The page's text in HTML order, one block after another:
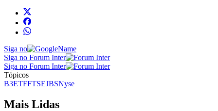
Siga no
Siga no Forum Inter
Siga no Forum Inter
Tópicos
B3ETFFTSEJBSNyse
Mais Lidas